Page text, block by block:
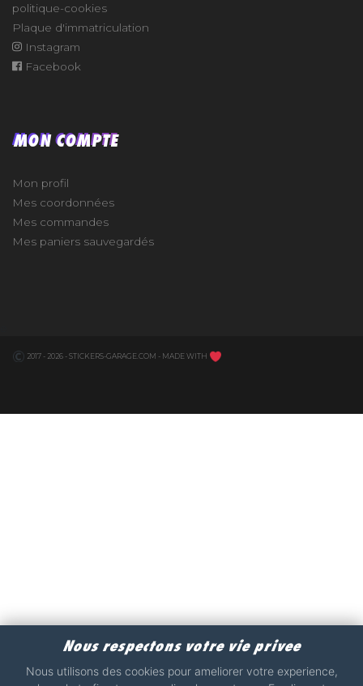
politique-cookies
Plaque d'immatriculation
Instagram
Facebook
MON COMPTE
Mon profil
Mes coordonnées
Mes commandes
Mes paniers sauvegardés
2017 - 2026 - STICKERS-GARAGE.COM - MADE WITH
Nous respectons votre vie privee
Nous utilisons des cookies pour ameliorer votre experience,